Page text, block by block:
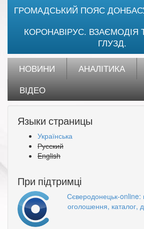
ГРОМАДСЬКИЙ ПОЯС
КОРОНАВІРУС. ВЗАЄМОДІЯ
ГЛУЗД.
НОВИНИ АНАЛІТИКА
ВІДЕО
Языки страницы
Українська
Русский
English
При підтримці
Сєверодонецьк-
оголошення, каталог,